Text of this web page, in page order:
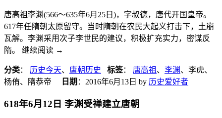
唐高祖李渊(566～635年6月25日)，字叔德，唐代开国皇帝。
617年任隋朝太原留守。当时隋朝在农民大起义打击下，土崩
瓦解。李渊采用次子李世民的建议，积极扩充实力，密谋反
隋。 继续阅读 →
分类： 历史今天、 唐朝历史 标签： 唐高祖 、 李渊、李虎、
杨侑、隋恭帝
日期 ： 2016年6月13日 by 历史爱好者
618年6月12日 李渊受禅建立唐朝